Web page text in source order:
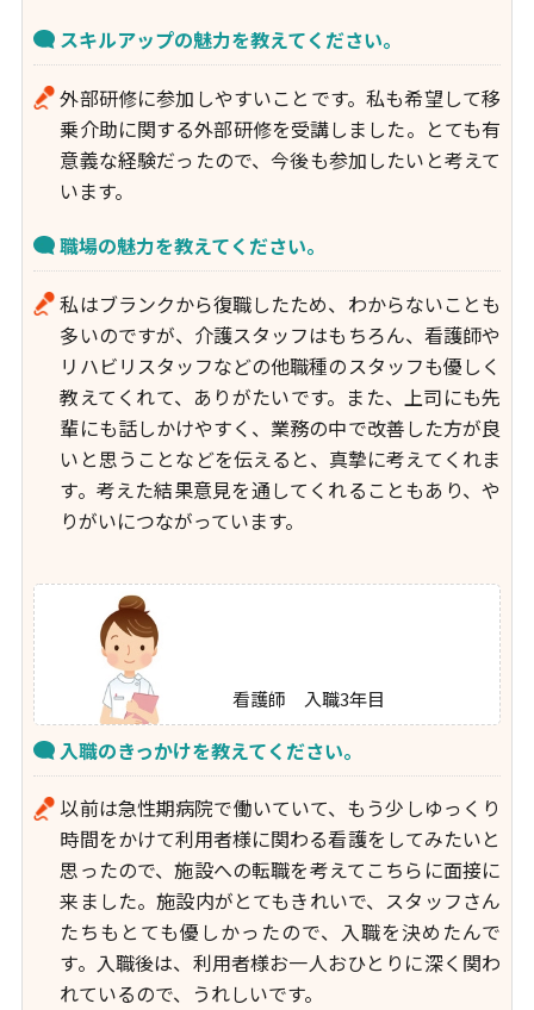
スキルアップの魅力を教えてください。
外部研修に参加しやすいことです。私も希望して移
乗介助に関する外部研修を受講しました。とても有
意義な経験だったので、今後も参加したいと考えて
います。
職場の魅力を教えてください。
私はブランクから復職したため、わからないことも
多いのですが、介護スタッフはもちろん、看護師や
リハビリスタッフなどの他職種のスタッフも優しく
教えてくれて、ありがたいです。また、上司にも先
輩にも話しかけやすく、業務の中で改善した方が良
いと思うことなどを伝えると、真摯に考えてくれま
す。考えた結果意見を通してくれることもあり、や
りがいにつながっています。
看護師 入職3年目
入職のきっかけを教えてください。
以前は急性期病院で働いていて、もう少しゆっくり
時間をかけて利用者様に関わる看護をしてみたいと
思ったので、施設への転職を考えてこちらに面接に
来ました。施設内がとてもきれいで、スタッフさん
たちもとても優しかったので、入職を決めたんで
す。入職後は、利用者様お一人おひとりに深く関わ
れているので、うれしいです。